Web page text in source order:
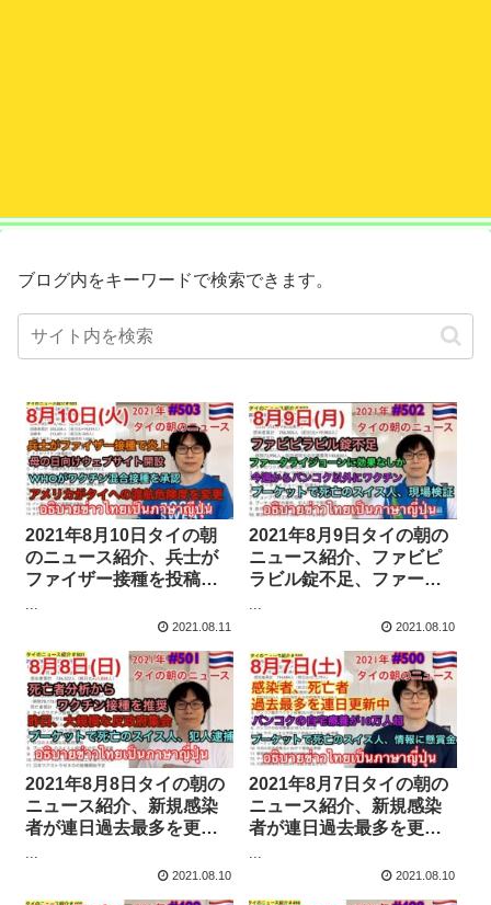
ブログ内をキーワードで検索できます。
2021年8月10日タイの朝
のニュース紹介、兵士が
ファイザー接種を投稿し
への渡航危険度を変更、
開設、WHOがワクチン混
合接種を承認、など
...
2021.08.11
2021年8月9日タイの朝の
ニュース紹介、ファビピ
ラビル錠不足、ファータ
か、今秋からバンコク以
...
2021.08.10
2021年8月8日タイの朝の
ニュース紹介、新規感染
者が連日過去最多を更
感染者用ケアセンターを
...
2021.08.10
2021年8月7日タイの朝の
ニュース紹介、新規感染
者が連日過去最多を更
感染者用ケアセンターを
...
2021.08.10